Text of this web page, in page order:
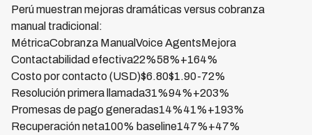
Perú muestran mejoras dramáticas versus cobranza
manual tradicional:
MétricaCobranza ManualVoice AgentsMejora
Contactabilidad efectiva22%58%+164%
Costo por contacto (USD)$6.80$1.90-72%
Resolución primera llamada31%94%+203%
Promesas de pago generadas14%41%+193%
Recuperación neta100% baseline147%+47%